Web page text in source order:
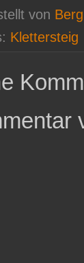
von
Klettersteig